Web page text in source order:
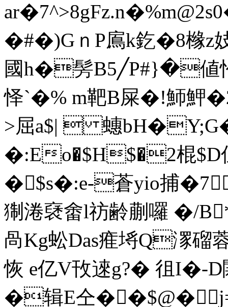
ar�7^
�#�)GｎP鳸k釳�8橼z
國h�髣B5╱P#}�値忴
怿ˋ�% m靶B屎�!魳魻
>屈a$|  蟪
�:Eo�$H$�2棍$D
�$s�:e-蒼yio捕
猘淃褎畬l祊齢蒯囉 �/
咼Kg蚣Das痽埓Q潈磂
恢 e亿V攼逨g?� 徂I�-D
�辑E仝�